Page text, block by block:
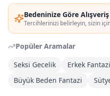
Bedeninize Göre Alışveriş
Tercihlerinizi belirleyin, sizin
Popüler Aramalar
Seksi Gecelik
Erkek Fantazi
Büyük Beden Fantazi
Üye Ol
DHL Kargoya Teslim